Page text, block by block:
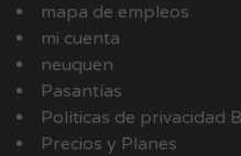
mapa de empleos
mi cuenta
neuquen
Pasantías
Políticas de privacidad
Precios y Planes